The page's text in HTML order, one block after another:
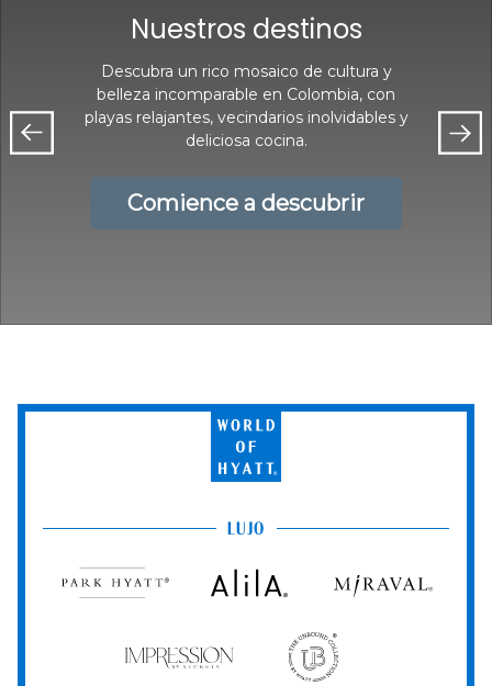
Nuestros destinos
Descubra un rico mosaico de cultura y
belleza incomparable en Colombia, con
playas relajantes, vecindarios inolvidables y
deliciosa cocina.
Comience a descubrir
World
of
LUJO
Park
Alila Miraval
Impression
The